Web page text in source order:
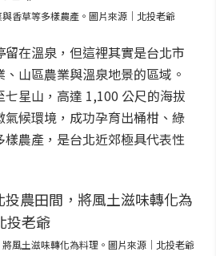
香草等多樣農產。圖片來源｜北投老爺
在溫泉，但這裡其實是台北市
山區農業與溫泉地景的區域。
星山，高達 1,100 公尺的海拔
候環境，成功孕育出桶柑、綠
農產，是台北近郊極具代表性
將風土滋味轉化為料理。圖片來源｜北投老爺